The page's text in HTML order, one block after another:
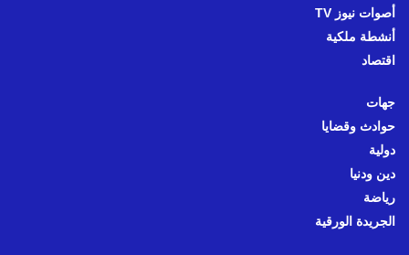
أصوات نيوز TV
أنشطة ملكية
اقتصاد
جهات
حوادث وقضايا
دولية
دين ودنيا
رياضة
الجريدة الورقية